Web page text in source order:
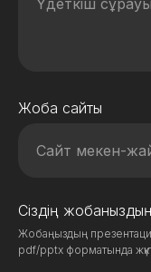
Жоба сайты
Сіздің
Жобаңыздың
pdf/pptx форматында